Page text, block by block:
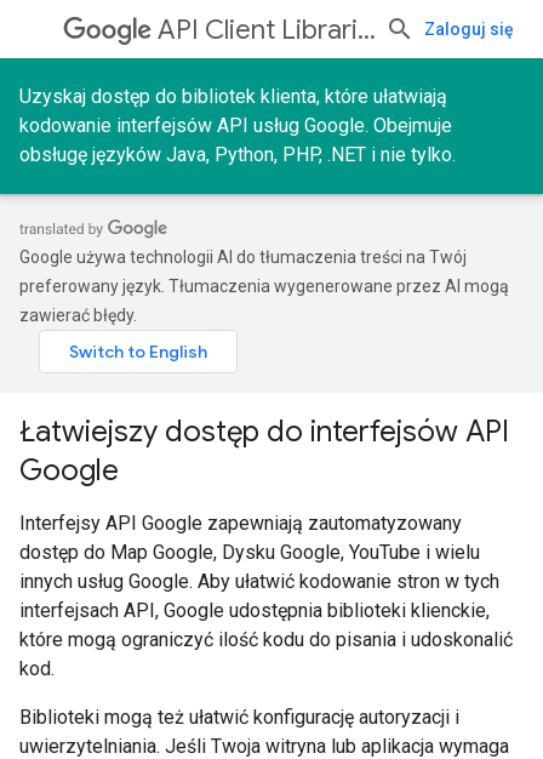
API Client Libraries Zaloguj się
Uzyskaj dostęp do bibliotek klienta, które ułatwiają
kodowanie interfejsów API usług Google. Obejmuje
obsługę języków Java, Python, PHP, .NET i nie tylko.
Google używa technologii AI do tłumaczenia treści na Twój
preferowany język. Tłumaczenia wygenerowane przez AI mogą
zawierać błędy.
Łatwiejszy dostęp do interfejsów API
Google
Interfejsy API Google zapewniają zautomatyzowany
dostęp do Map Google, Dysku Google, YouTube i wielu
innych usług Google. Aby ułatwić kodowanie stron w tych
interfejsach API, Google udostępnia biblioteki klienckie,
które mogą ograniczyć ilość kodu do pisania i udoskonalić
kod.
Biblioteki mogą też ułatwić konfigurację autoryzacji i
uwierzytelniania. Jeśli Twoja witryna lub aplikacja wymaga